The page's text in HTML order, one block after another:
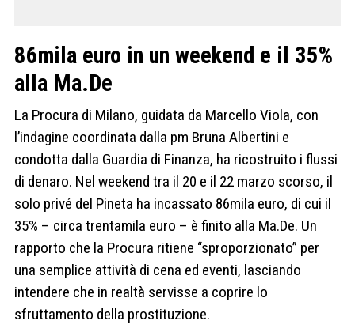
86mila euro in un weekend e il 35%
alla Ma.De
La Procura di Milano, guidata da Marcello Viola, con
l’indagine coordinata dalla pm Bruna Albertini e
condotta dalla Guardia di Finanza, ha ricostruito i flussi
di denaro. Nel weekend tra il 20 e il 22 marzo scorso, il
solo privé del Pineta ha incassato 86mila euro, di cui il
35% – circa trentamila euro – è finito alla Ma.De. Un
rapporto che la Procura ritiene “sproporzionato” per
una semplice attività di cena ed eventi, lasciando
intendere che in realtà servisse a coprire lo
sfruttamento della prostituzione.